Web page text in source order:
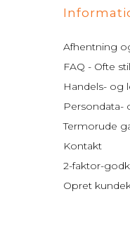
Afhentning
FAQ - Ofte
Handels- og
Persondata-
Termorude
Kontakt
2-faktor-
Opret